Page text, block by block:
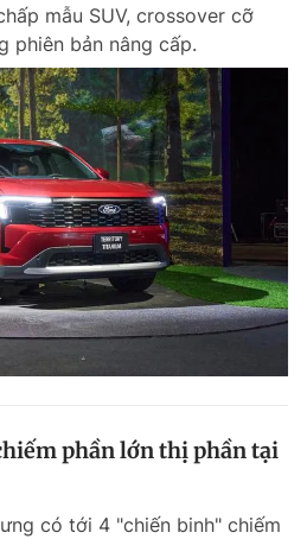
mẫu SUV, crossover cỡ
phiên bản nâng cấp.
phần lớn thị phần tại
có tới 4 "chiến binh" chiếm